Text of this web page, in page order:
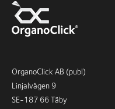
OrganoClick AB (publ)
Linjalvägen 9
SE-187 66 Täby